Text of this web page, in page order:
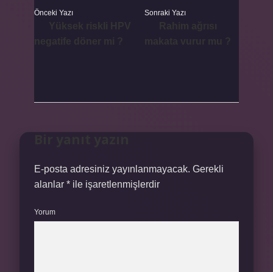
Önceki Yazı Sonraki Yazı
E-posta adresiniz yayınlanmayacak. Gerekli
alanlar * ile işaretlenmişlerdir
Yorum